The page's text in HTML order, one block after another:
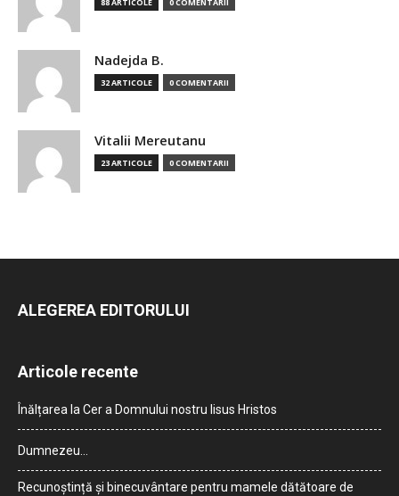
88 ARTICOLE 0 COMENTARII
Nadejda B.
32 ARTICOLE 0 COMENTARII
Vitalii Mereutanu
23 ARTICOLE 0 COMENTARII
ALEGEREA EDITORULUI
Articole recente
Înălțarea la Cer a Domnului nostru Iisus Hristos
Dumnezeu…
Recunoștință și binecuvântare pentru mamele dătătoare de